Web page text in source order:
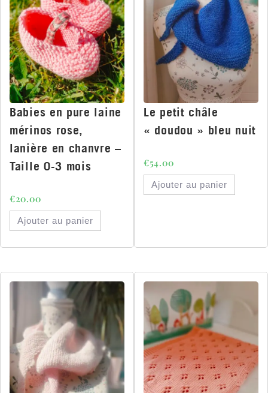
Babies en pure laine
mérinos rose,
lanière en chanvre –
Taille 0-3 mois
€20.00
Ajouter au panier
Le petit châle
« doudou » bleu nuit
€54.00
Ajouter au panier